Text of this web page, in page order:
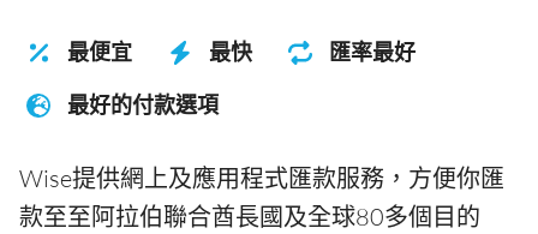
最便宜 最快
匯率最好
最好的付款選項
Wise提供網上及應用程式匯款服務，方便你匯
款至至阿拉伯聯合酋長國及全球80多個目的